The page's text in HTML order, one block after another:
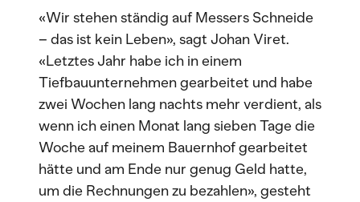
«Wir stehen ständig auf Messers Schneide
– das ist kein Leben», sagt Johan Viret.
«Letztes Jahr habe ich in einem
Tiefbauunternehmen gearbeitet und habe
zwei Wochen lang nachts mehr verdient, als
wenn ich einen Monat lang sieben Tage die
Woche auf meinem Bauernhof gearbeitet
hätte und am Ende nur genug Geld hatte,
um die Rechnungen zu bezahlen», gesteht